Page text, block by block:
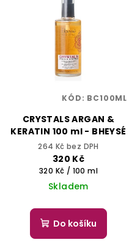
CRYSTALS ARGAN &
KERATIN 100 ml - BHEYSÉ
264 Kč bez DPH
320 Kč
Měrná
cena:
320 Kč / 100 ml
Skladem
Do košíku
KÓD: BC100ML